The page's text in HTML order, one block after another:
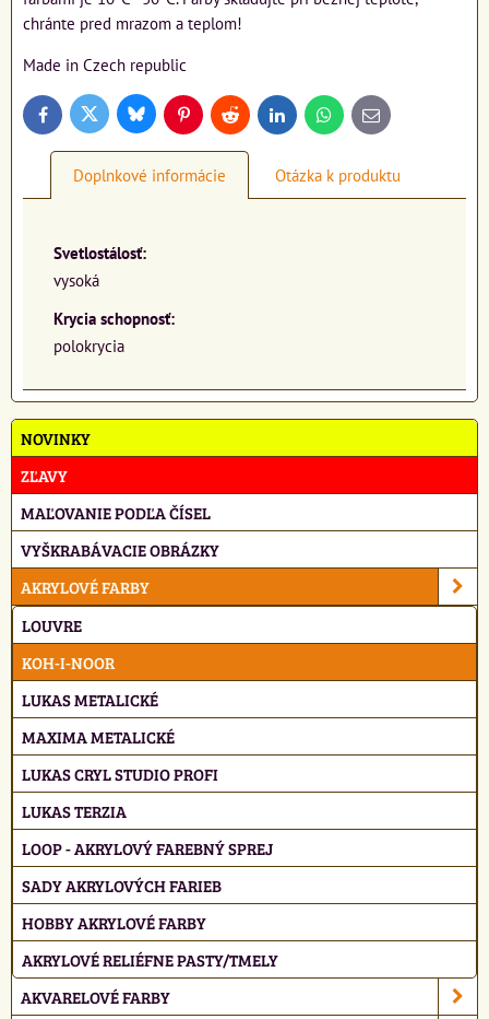
chránte pred mrazom a teplom!
Made in Czech republic
FacebookTwitter BlueskyPinterestReddit LinkedInWhatsApp
E-
mail
Doplnkové informácie Otázka k produktu
Svetlostálosť:
vysoká
Krycia schopnosť:
polokrycia
NOVINKY
ZĽAVY
MAĽOVANIE PODĽA ČÍSEL
VYŠKRABÁVACIE OBRÁZKY
AKRYLOVÉ FARBY
LOUVRE
KOH-I-NOOR
LUKAS METALICKÉ
MAXIMA METALICKÉ
LUKAS CRYL STUDIO PROFI
LUKAS TERZIA
LOOP - AKRYLOVÝ FAREBNÝ SPREJ
SADY AKRYLOVÝCH FARIEB
HOBBY AKRYLOVÉ FARBY
AKRYLOVÉ RELIÉFNE PASTY/TMELY
AKVARELOVÉ FARBY